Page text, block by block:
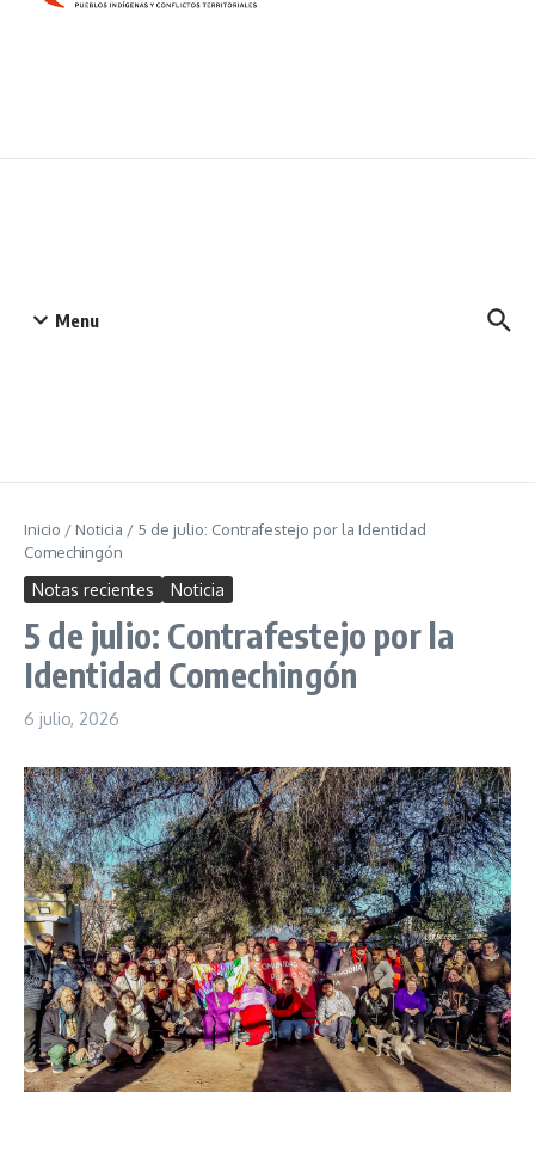
Menu
Inicio / Noticia / 5 de julio: Contrafestejo por la Identidad
Comechingón
Notas recientes Noticia
5 de julio: Contrafestejo por la
Identidad Comechingón
6 julio, 2026